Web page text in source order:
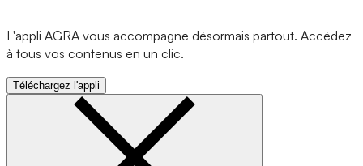
L'appli AGRA vous accompagne désormais partout. Accédez
à tous vos contenus en un clic.
Téléchargez l'appli